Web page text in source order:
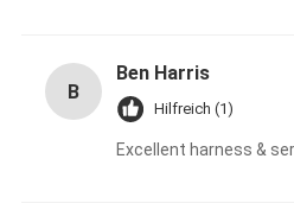
B
Ben Harris
Hilfreich (1)
Excellent harness &